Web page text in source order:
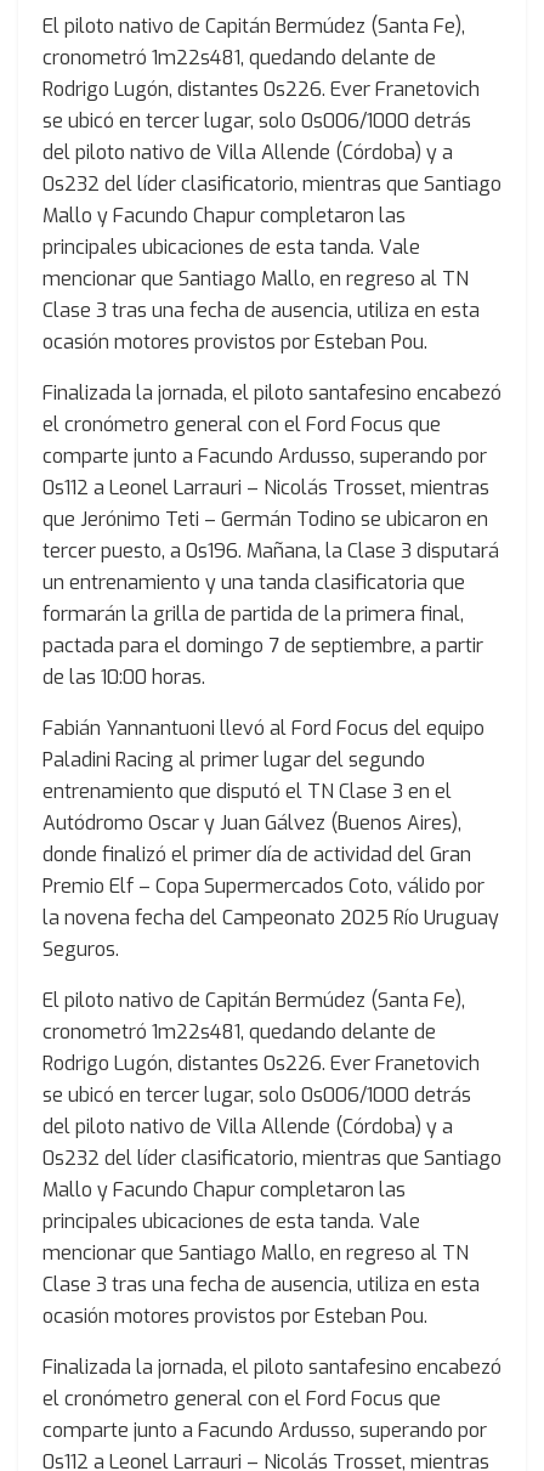
El piloto nativo de Capitán Bermúdez (Santa Fe),
cronometró 1m22s481, quedando delante de
Rodrigo Lugón, distantes 0s226. Ever Franetovich
se ubicó en tercer lugar, solo 0s006/1000 detrás
del piloto nativo de Villa Allende (Córdoba) y a
0s232 del líder clasificatorio, mientras que Santiago
Mallo y Facundo Chapur completaron las
principales ubicaciones de esta tanda. Vale
mencionar que Santiago Mallo, en regreso al TN
Clase 3 tras una fecha de ausencia, utiliza en esta
ocasión motores provistos por Esteban Pou.
Finalizada la jornada, el piloto santafesino encabezó
el cronómetro general con el Ford Focus que
comparte junto a Facundo Ardusso, superando por
0s112 a Leonel Larrauri – Nicolás Trosset, mientras
que Jerónimo Teti – Germán Todino se ubicaron en
tercer puesto, a 0s196. Mañana, la Clase 3 disputará
un entrenamiento y una tanda clasificatoria que
formarán la grilla de partida de la primera final,
pactada para el domingo 7 de septiembre, a partir
de las 10:00 horas.
Fabián Yannantuoni llevó al Ford Focus del equipo
Paladini Racing al primer lugar del segundo
entrenamiento que disputó el TN Clase 3 en el
Autódromo Oscar y Juan Gálvez (Buenos Aires),
donde finalizó el primer día de actividad del Gran
Premio Elf – Copa Supermercados Coto, válido por
la novena fecha del Campeonato 2025 Río Uruguay
Seguros.
El piloto nativo de Capitán Bermúdez (Santa Fe),
cronometró 1m22s481, quedando delante de
Rodrigo Lugón, distantes 0s226. Ever Franetovich
se ubicó en tercer lugar, solo 0s006/1000 detrás
del piloto nativo de Villa Allende (Córdoba) y a
0s232 del líder clasificatorio, mientras que Santiago
Mallo y Facundo Chapur completaron las
principales ubicaciones de esta tanda. Vale
mencionar que Santiago Mallo, en regreso al TN
Clase 3 tras una fecha de ausencia, utiliza en esta
ocasión motores provistos por Esteban Pou.
Finalizada la jornada, el piloto santafesino encabezó
el cronómetro general con el Ford Focus que
comparte junto a Facundo Ardusso, superando por
0s112 a Leonel Larrauri – Nicolás Trosset, mientras